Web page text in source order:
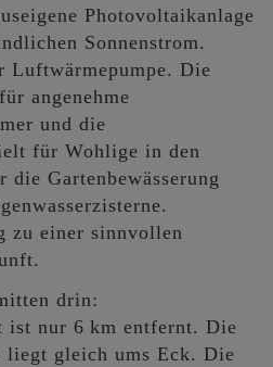
Photovoltaikanlage
Sonnenstrom.
Luftwärmepumpe. Die
angenehme
und die
für Wohlige in den
Gartenbewässerung
zu einer sinnvollen
drin:
ist nur 6 km entfernt. Die
liegt gleich ums Eck. Die